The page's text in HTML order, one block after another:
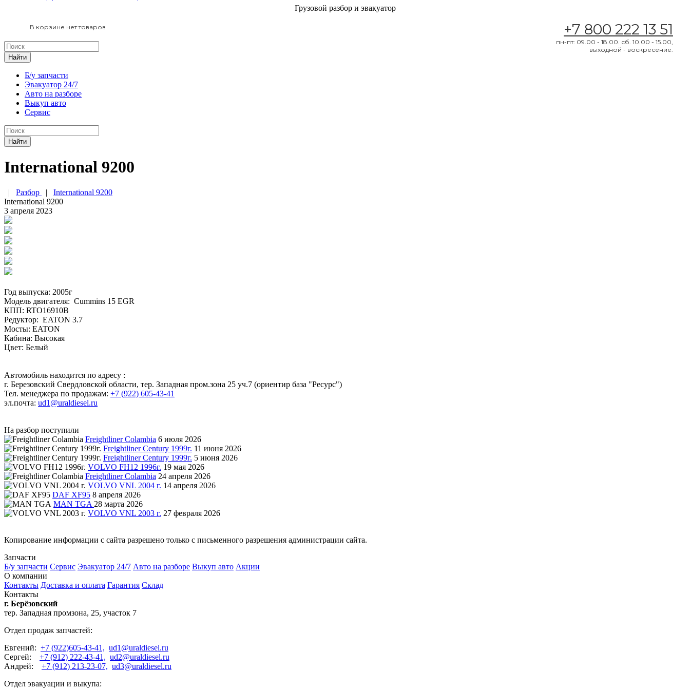
Грузовой разбор и эвакуатор
+7 800 222 13 51
пн-пт: 09.00 - 18.00. сб. 10.00 - 15.00,
выходной - воскресение.
В корзине нет товаров
Найти
Б/у запчасти
Эвакуатор 24/7
Авто на разборе
Выкуп авто
Сервис
Найти
International 9200
| Разбор | International 9200
International 9200
3 апреля 2023
Год выпуска: 2005г
Модель двигателя: Cummins 15 EGR
КПП: RTO16910B
Редуктор: EATON 3.7
Мосты: EATON
Кабина: Высокая
Цвет: Белый
Автомобиль находится по адресу :
г. Березовский Свердловской области, тер. Западная пром.зона 25 уч.7 (ориентир база "Ресурс")
Тел. менеджера по продажам: +7 (922) 605-43-41
эл.почта: ud1@uraldiesel.ru
На разбор поступили
Freightliner Colambia 6 июля 2026
Freightliner Century 1999г. 11 июня 2026
Freightliner Century 1999г. 5 июня 2026
VOLVO FH12 1996г. 19 мая 2026
Freightliner Colambia 24 апреля 2026
VOLVO VNL 2004 г. 14 апреля 2026
DAF XF95 8 апреля 2026
MAN TGA 28 марта 2026
VOLVO VNL 2003 г. 27 февраля 2026
Копирование информации с сайта разрешено только с письменного разрешения администрации сайта.
Запчасти
Б/у запчасти Сервис Эвакуатор 24/7 Авто на разборе Выкуп авто Акции
О компании
Контакты Доставка и оплата Гарантия Склад
Контакты
г. Берёзовский
тер. Западная промзона, 25, участок 7
Отдел продаж запчастей:
Евгений: +7 (922)605-43-41, ud1@uraldiesel.ru
Сергей: +7 (912) 222-43-41, ud2@uraldiesel.ru
Андрей: +7 (912) 213-23-07, ud3@uraldiesel.ru
Отдел эвакуации и выкупа: